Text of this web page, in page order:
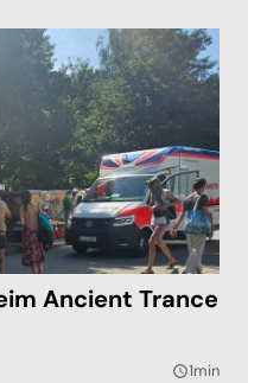
Ancient Trance
query_builder1min